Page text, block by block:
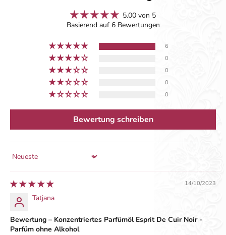
5.00 von 5
Basierend auf 6 Bewertungen
6
0
0
0
0
Bewertung schreiben
Sort by
14/10/2023
Tatjana
Bewertung – Konzentriertes Parfümöl Esprit De Cuir Noir -
Parfüm ohne Alkohol